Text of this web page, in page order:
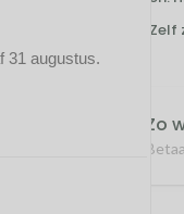
het gerust weten. Zelf
Zo
31 augustus.